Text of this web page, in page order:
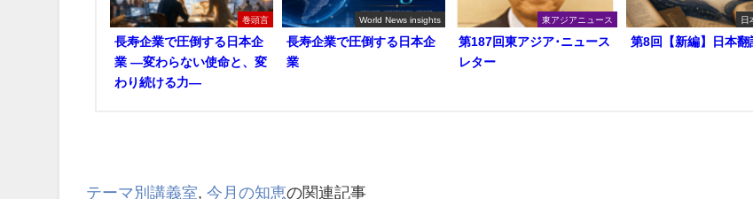
巻頭言
長寿企業で圧倒する日本企
業 ―変わらない使命と、変
わり続ける力―
World News insights
長寿企業で圧倒する日本企
業
東アジアニュース
第187回東アジア･ニュース
レター
日
第8回【新編】日本翻
テーマ別講義室,今月の知恵の関連記事